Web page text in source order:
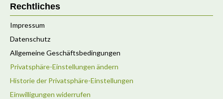
Rechtliches
Impressum
Datenschutz
Allgemeine Geschäftsbedingungen
Privatsphäre-Einstellungen ändern
Historie der Privatsphäre-Einstellungen
Einwilligungen widerrufen